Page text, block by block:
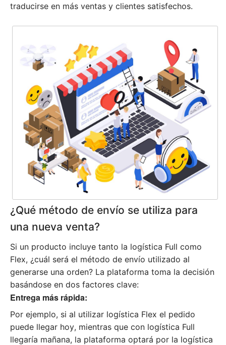
traducirse en más ventas y clientes satisfechos.
¿Qué método de envío se utiliza para
una nueva venta?
Si un producto incluye tanto la logística Full como
Flex, ¿cuál será el método de envío utilizado al
generarse una orden? La plataforma toma la decisión
basándose en dos factores clave:
Entrega más rápida:
Por ejemplo, si al utilizar logística Flex el pedido
puede llegar hoy, mientras que con logística Full
llegaría mañana, la plataforma optará por la logística